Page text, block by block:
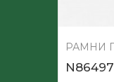
РАМНИ
N86497